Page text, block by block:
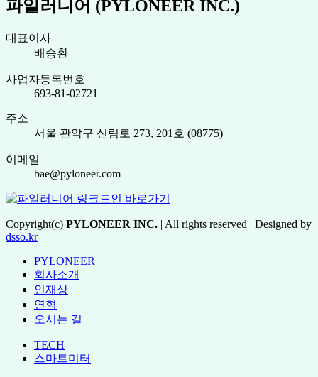
파일러니어 (PYLONEER INC.)
대표이사
배승환
사업자등록번호
693-81-02721
주소
서울 관악구 신림로 273, 201호 (08775)
이메일
bae@pyloneer.com
Copyright(c) PYLONEER INC. | All rights reserved | Designed by
dsso.kr
PYLONEER
회사소개
인재상
연혁
오시는 길
TECH
스마트미터